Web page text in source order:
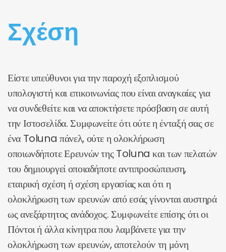
Σχέση
Είστε υπεύθυνοι για την παροχή εξοπλισμού
υπολογιστή και επικοινωνίας που είναι αναγκαίες για
να συνδεθείτε και να αποκτήσετε πρόσβαση σε αυτή
την Ιστοσελίδα. Συμφωνείτε ότι ούτε η ένταξή σας σε
ένα Toluna πάνελ, ούτε η ολοκλήρωση
οποιωνδήποτε Ερευνών της Toluna και των πελατών
του δημιουργεί οποιαδήποτε αντιπροσώπευση,
εταιρική σχέση ή σχέση εργασίας και ότι η
ολοκλήρωση των ερευνών από εσάς γίνονται αυστηρά
ως ανεξάρτητος ανάδοχος. Συμφωνείτε επίσης ότι οι
Πόντοι ή άλλα κίνητρα που λαμβάνετε για την
ολοκλήρωση των ερευνών, αποτελούν τη μόνη